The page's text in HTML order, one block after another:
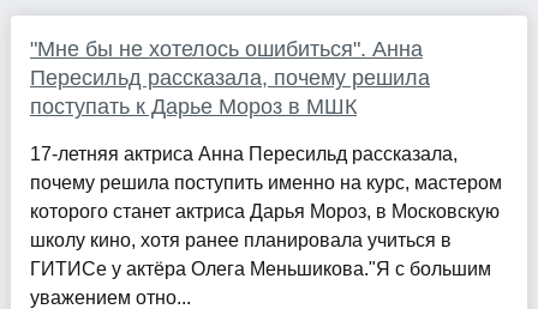
"Мне бы не хотелось ошибиться". Анна
Пересильд рассказала, почему решила
поступать к Дарье Мороз в МШК
17-летняя актриса Анна Пересильд рассказала,
почему решила поступить именно на курс, мастером
которого станет актриса Дарья Мороз, в Московскую
школу кино, хотя ранее планировала учиться в
ГИТИСе у актёра Олега Меньшикова."Я с большим
уважением отно...